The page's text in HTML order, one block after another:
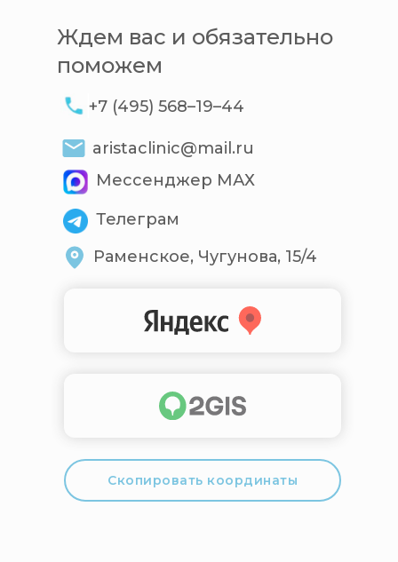
Раменское, Чугунова, 15/4
aristaclinic@mail.ru
Мессенджер МАХ
Телеграм
+7 (495) 568–19–44
Ждем вас и обязательно
поможем
Скопировать координаты